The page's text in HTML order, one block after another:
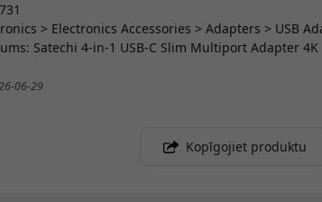
> Electronics Accessories > Adapters > USB
Satechi 4-in-1 USB-C Slim Multiport Adapter 4K
06-29
Kopīgojiet produktu